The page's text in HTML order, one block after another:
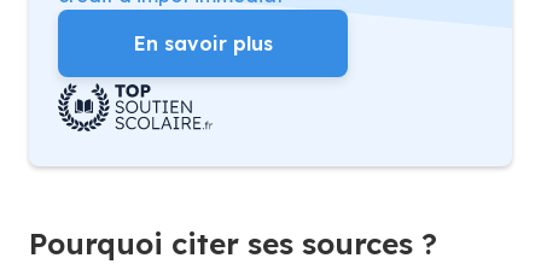
En savoir plus
Pourquoi citer ses sources ?